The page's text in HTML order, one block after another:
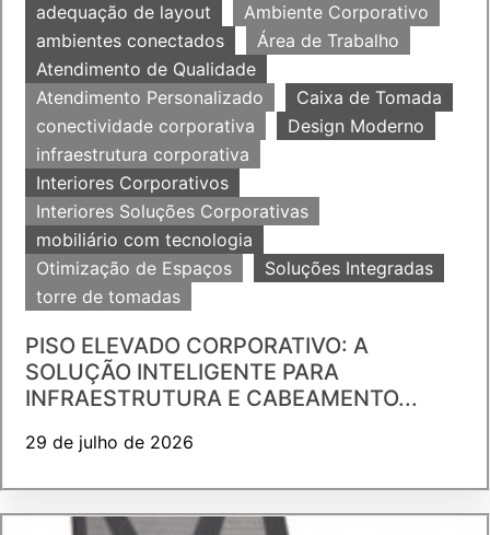
adequação de layout
Ambiente Corporativo
ambientes conectados
Área de Trabalho
Atendimento de Qualidade
Atendimento Personalizado
Caixa de Tomada
conectividade corporativa
Design Moderno
infraestrutura corporativa
Interiores Corporativos
Interiores Soluções Corporativas
mobiliário com tecnologia
Otimização de Espaços
Soluções Integradas
torre de tomadas
PISO ELEVADO CORPORATIVO: A
SOLUÇÃO INTELIGENTE PARA
INFRAESTRUTURA E CABEAMENTO...
29 de julho de 2026